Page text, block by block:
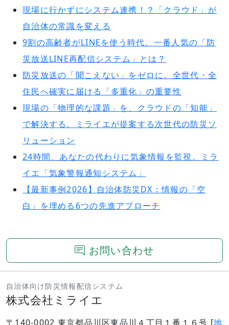
現場に行かずにシステム連携！？「クラウド」が
自治体の常識を変える
9割の高齢者がLINEを使う時代。一番人気の「防
災放送LINE再配信システム」とは？
防災放送の「聞こえない」をゼロに。全世代・全
住民へ確実に届ける「多重化」の重要性
現場の「物理的な課題」を、クラウドの「知能」
で解決する。ミライエが提案する次世代の防災ソ
リューション
24時間、あなたの代わりに気象情報を監視。ミラ
イエ「気象警報通知システム」
【最新事例2026】自治体防災DX：情報の「空
白」を埋める6つの先進アプローチ
お問い合わせ
自治体向け防災情報配信システム
株式会社ミライエ
〒140-0002 東京都品川区東品川４丁目１番１６号 [地